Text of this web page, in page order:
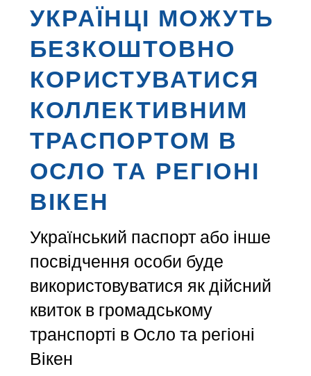
УКРАЇНЦІ МОЖУТЬ
БЕЗКОШТОВНО
КОРИСТУВАТИСЯ
КОЛЛЕКТИВНИМ
ТРАСПОРТОМ В
ОСЛО ТА РЕГІОНІ
ВІКЕН
Український паспорт або інше
посвідчення особи буде
використовуватися як дійсний
квиток в громадському
транспорті в Осло та регіоні
Вікен